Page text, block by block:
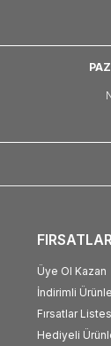
FIRSATLAR
Üye Ol Kazan
İndirimli
Fırsatlar
Hediyeli